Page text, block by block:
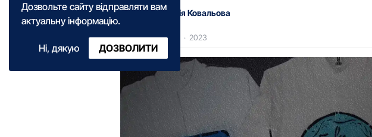
Дозвольте сайту відправляти вам
актуальну інформацію.
Ні, дякую ДОЗВОЛИТИ
Анастасія Ковальова
18:50·15 лютого · 2023